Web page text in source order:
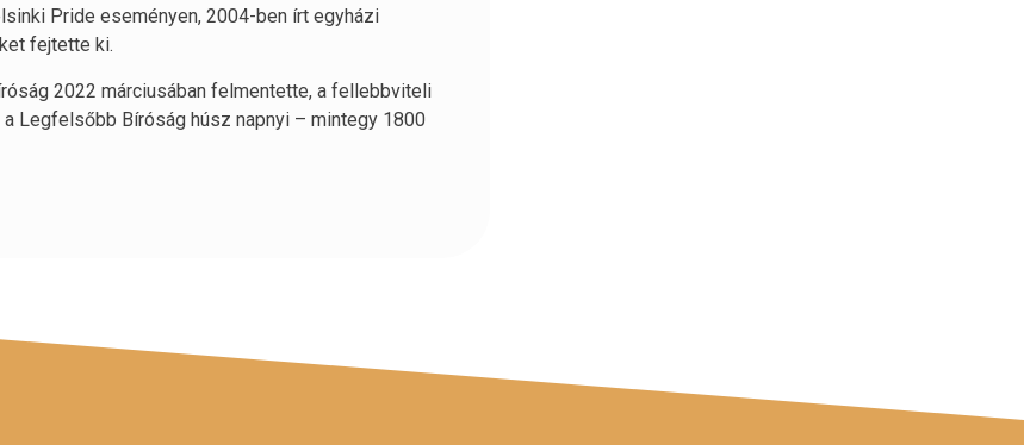
Pride eseményen, 2004-ben írt egyházi
fejtette ki.
2022 márciusában felmentette, a fellebbviteli
Legfelsőbb Bíróság húsz napnyi – mintegy 1800